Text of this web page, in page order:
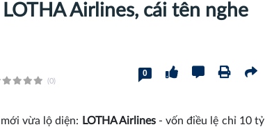
Airlines, cái tên nghe
(0)
0
vừa lộ diện: LOTHA Airlines- vốn điều lệ chỉ 10 tỷ